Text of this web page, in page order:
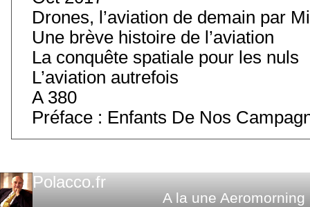
Drones, l’aviation de demain par
Une brève histoire de l’aviation
La conquête spatiale pour les nuls
L’aviation autrefois
A 380
Préface : Enfants De Nos
Polacco.fr
A la une